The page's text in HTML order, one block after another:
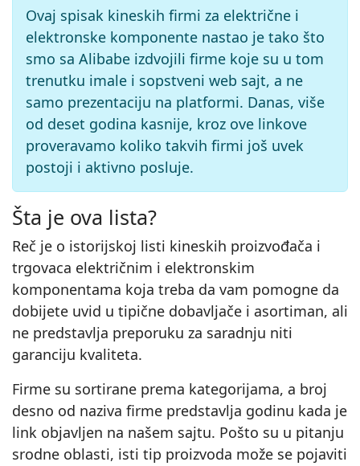
Ovaj spisak kineskih firmi za električne i
elektronske komponente nastao je tako što
smo sa Alibabe izdvojili firme koje su u tom
trenutku imale i sopstveni web sajt, a ne
samo prezentaciju na platformi. Danas, više
od deset godina kasnije, kroz ove linkove
proveravamo koliko takvih firmi još uvek
postoji i aktivno posluje.
Šta je ova lista?
Reč je o istorijskoj listi kineskih proizvođača i
trgovaca električnim i elektronskim
komponentama koja treba da vam pomogne da
dobijete uvid u tipične dobavljače i asortiman, ali
ne predstavlja preporuku za saradnju niti
garanciju kvaliteta.
Firme su sortirane prema kategorijama, a broj
desno od naziva firme predstavlja godinu kada je
link objavljen na našem sajtu. Pošto su u pitanju
srodne oblasti, isti tip proizvoda može se pojaviti